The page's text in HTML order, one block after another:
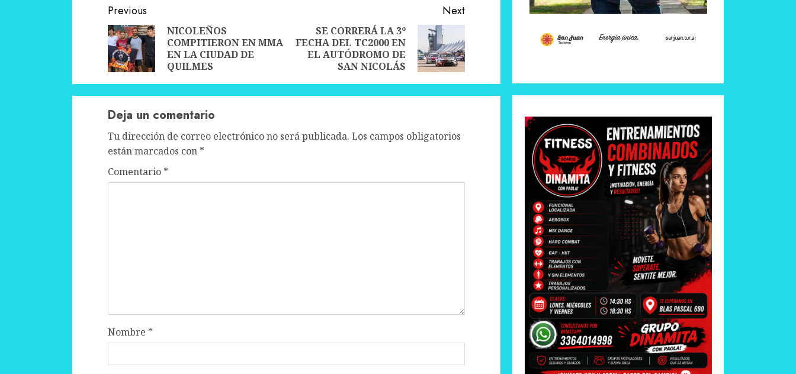
Continue
Reading
Previous
Previous
post:
NICOLEÑOS
COMPITIERON EN MMA
EN LA CIUDAD DE
QUILMES
Next
Next
post:
SE CORRERÁ LA 3º
FECHA DEL TC2000 EN
EL AUTÓDROMO DE
SAN NICOLÁS
Deja un comentario
Tu dirección de correo electrónico no será publicada. Los campos obligatorios
están marcados con *
Comentario *
Nombre *